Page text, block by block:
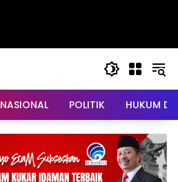
NASIONAL POLITIK HUKUM